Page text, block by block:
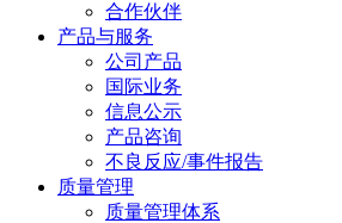
合作伙伴
产品与服务
公司产品
国际业务
信息公示
产品咨询
不良反应/事件报告
质量管理
质量管理体系